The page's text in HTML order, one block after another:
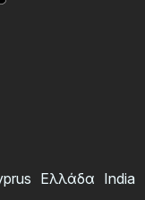
Ελλάδα India